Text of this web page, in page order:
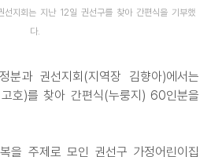
선지회는 지난 12일 권선구를 찾아 간편식을 기부했
다.
분과 권선지회(지역장 김향아)에서는
호)를 찾아 간편식(누룽지) 60인분을
을 주제로 모인 권선구 가정어린이집